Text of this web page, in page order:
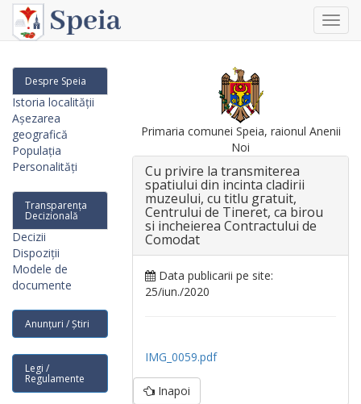
Despre Speia
Istoria localității
Așezarea
geografică
Populația
Personalități
Transparența
Decizională
Decizii
Dispoziții
Modele de
documente
Anunțuri / Știri
Legi /
Regulamente
Primaria comunei Speia, raionul Anenii
Noi
Cu рriviге la trаnsmitеrеа
spatiului din incinta сladirii
muzeului, cu titlu gгаtuit,
Сеntrului de Тiпеrеt, са birоu
si inсhеiеrеа Contгactului de
Comodat
Data publicarii pe site:
25/iun./2020
IMG_0059.pdf
Inapoi